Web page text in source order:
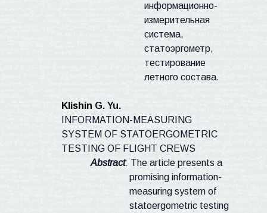
информационно-
измерительная
система,
статоэргометр,
тестирование
летного состава.
Klishin G. Yu.
INFORMATION-MEASURING
SYSTEM OF STATOERGOMETRIC
TESTING OF FLIGHT CREWS
Abstract: The article presents a
promising information-
measuring system of
statoergometric testing